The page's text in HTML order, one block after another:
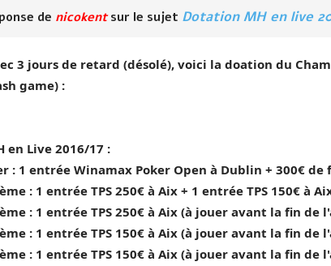
de nicokentsur le sujet Dotation MH en live
3 jours de retard (désolé), voici la doation du
game) :
en Live 2016/17 :
: 1 entrée Winamax Poker Open à Dublin + 300€
: 1 entrée TPS 250€ à Aix + 1 entrée TPS 150€ à
: 1 entrée TPS 250€ à Aix (à jouer avant la fin
: 1 entrée TPS 150€ à Aix (à jouer avant la fin de
: 1 entrée TPS 150€ à Aix (à jouer avant la fin de